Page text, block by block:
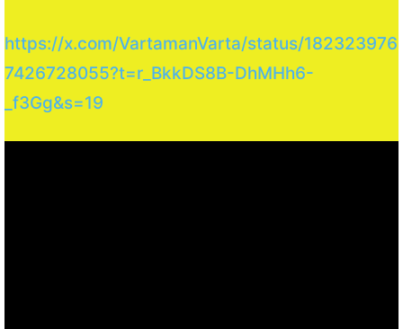
https://x.com/VartamanVarta/status/182323976
7426728055?t=r_BkkDS8B-DhMHh6-
_f3Gg&s=19